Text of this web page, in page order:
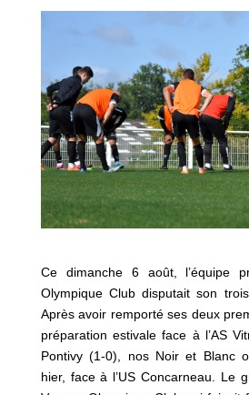
Ce dimanche 6 août, l’équipe
Olympique Club disputait son
Après avoir remporté ses deux
préparation estivale face à l’AS
Pontivy (1-0), nos Noir et Blanc
hier, face à l’US Concarneau. Le